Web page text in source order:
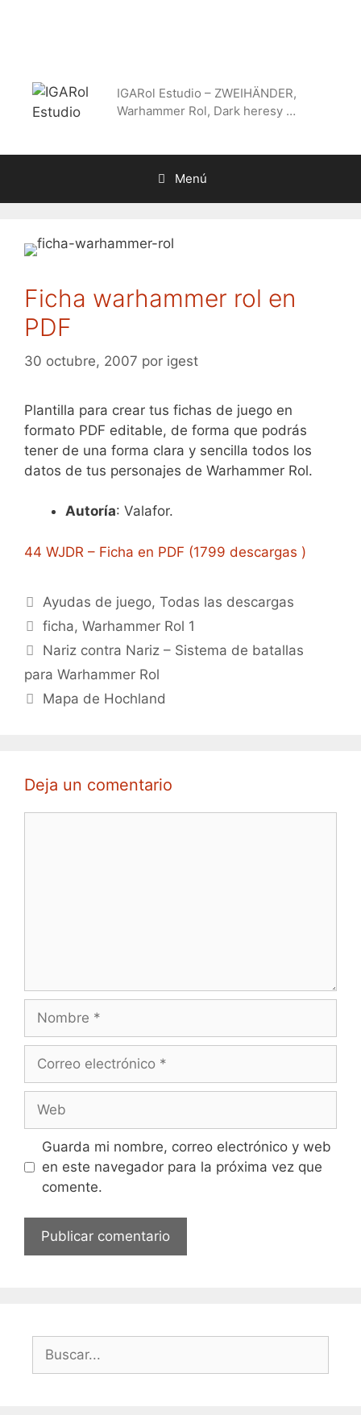
IGARol Estudio – ZWEIHÄNDER,
Warhammer Rol, Dark heresy …
Menú
Ficha warhammer rol en
PDF
30 octubre, 2007 por igest
Plantilla para crear tus fichas de juego en
formato PDF editable, de forma que podrás
tener de una forma clara y sencilla todos los
datos de tus personajes de Warhammer Rol.
Autoría: Valafor.
44 WJDR – Ficha en PDF (1799 descargas )
Categorías
Ayudas de juego,Todas las descargas
Etiquetas
ficha,Warhammer Rol 1
Nariz contra Nariz – Sistema de batallas
para Warhammer Rol
Mapa de Hochland
Deja un comentario
electrónico
Guarda mi nombre, correo electrónico y web
en este navegador para la próxima vez que
comente.
Buscar: